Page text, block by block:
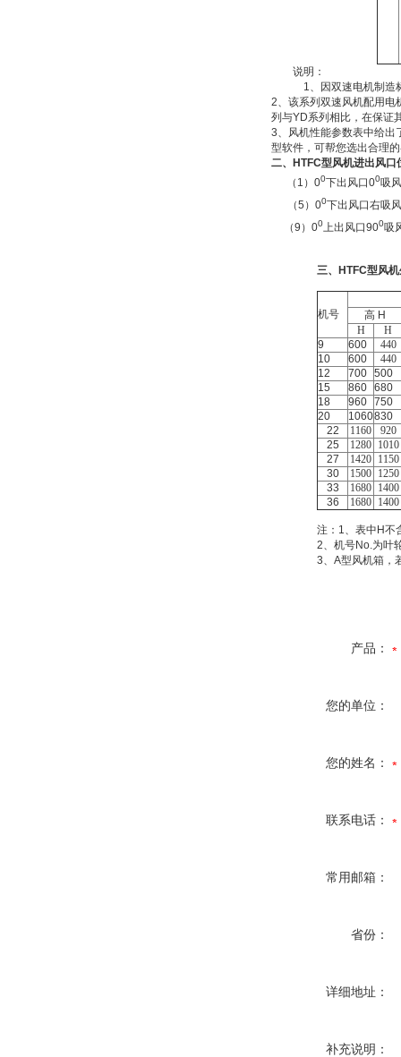
说明：
1、因双速电机制造
2、该系列双速风机配用电
列与YD系列相比，在保证
3、风机性能参数表中给出
型软件，可帮您选出合理
二、
HTFC型风机进出风口
（1）00下出风口00吸
（5）00下出风口右吸
（9）00上出风口900吸
三、 HTFC型风
机号 高 H
H
H
9
600
440
10
600
440
12
700
500
15
860
680
18
960
750
20
1060830
22
1160
920
25
1280 1010
27
1420 1150
30
1500 1250
33
1680 1400
36
1680 1400
注： 1、表中 H不
2、机号No.为叶
3、A型风机箱，
产品：
您的单位：
您的姓名：
联系电话：
常用邮箱：
省份：
详细地址：
补充说明：